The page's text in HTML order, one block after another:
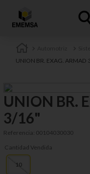
UNION BR. EXAG. ARMAD
UNION BR.
3/16"
Referencia: 00104030030
Cantidad Vendida
10